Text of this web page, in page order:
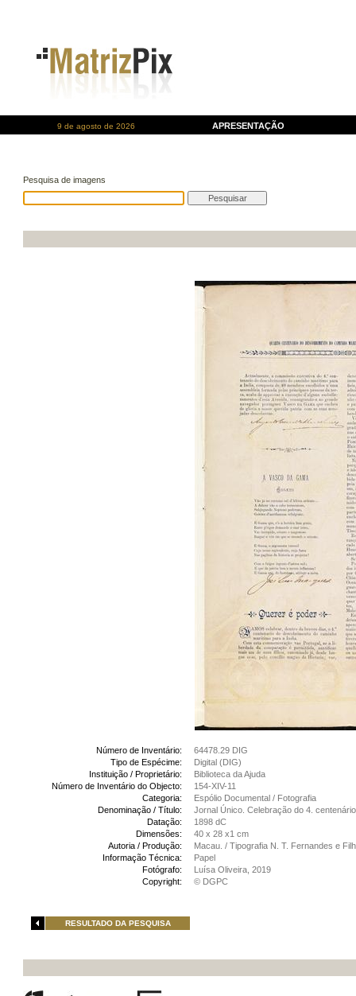
9 de agosto de 2026 APRESENTAÇÃO
Pesquisa de imagens
Número de Inventário:
64478.29 DIG
Tipo de Espécime:
Digital (DIG)
Instituição / Proprietário:
Biblioteca da Ajuda
Número de Inventário do Objecto:
154-XIV-11
Categoria:
Espólio Documental / Fotografia
Denominação / Título:
Jornal Único. Celebração do 4.
Datação:
1898 dC
Dimensões:
40 x 28 x1 cm
Autoria / Produção:
Macau. / Tipografia N. T. Fernandes e
Informação Técnica:
Papel
Fotógrafo:
Luísa Oliveira, 2019
Copyright:
© DGPC
RESULTADO DA PESQUISA